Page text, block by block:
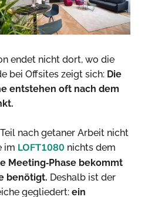
endet nicht dort, wo die
bei Offsites zeigt sich: Die
entstehen oft nach dem
nach getaner Arbeit nicht
im LOFT1080 nichts dem
Meeting‑Phase bekommt
benötigt. Deshalb ist der
gegliedert: ein